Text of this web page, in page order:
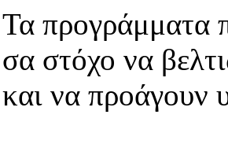
Τα προγράμματα
σα στόχο να
και να προάγουν